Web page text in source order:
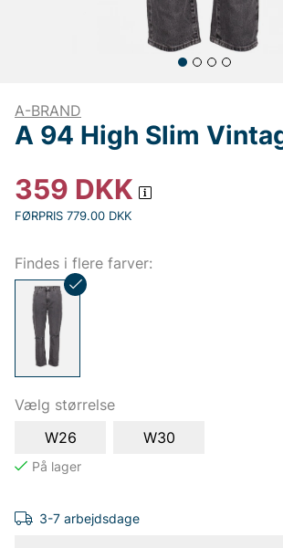
A-BRAND
A 94 High Slim
359 DKK
FØRPRIS 779.00 DKK
Findes i flere farver:
Vælg størrelse
W26
W30
3-7 arbejdsdage